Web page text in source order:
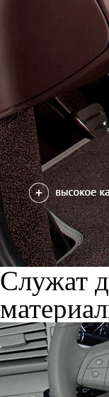
Служат